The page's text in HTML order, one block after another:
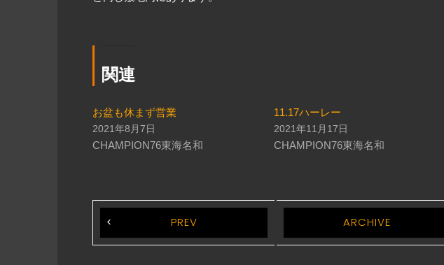
関連
お盆も休まず営業
2021年8月7日
CHAMPION76東海名和
11.17ハーレー
2021年11月17日
CHAMPION76東海名和
PREV ARCHIVE